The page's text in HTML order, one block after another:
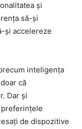
și
să-și
și accelereze
inteligența
că
Dar și
de dispozitive